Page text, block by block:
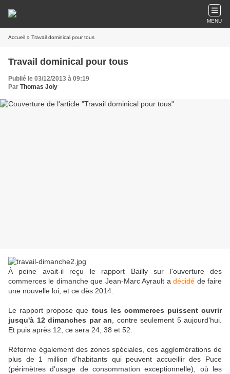
MENU
Accueil » Travail dominical pour tous
Travail dominical pour tous
Publié le 03/12/2013 à 09:19
Par Thomas Joly
À peine avait-il reçu le rapport Bailly sur l'ouverture des
commerces le dimanche que Jean-Marc Ayrault adécidé de faire
une nouvelle loi, et ce dès 2014.
Le rapport propose que tous les commerces puissent ouvrir
jusqu'à 12 dimanches par an , contre seulement 5 aujourd'hui.
Et puis après 12, ce sera 24, 38 et 52.
Réforme également des zones spéciales, ces agglomérations de
plus de 1 million d'habitants qui peuvent accueillir des Puce
(périmètres d'usage de consommation exceptionnelle), où les